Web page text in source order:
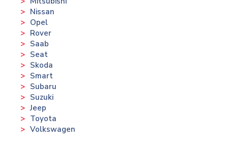
Nissan
Opel
Rover
Saab
Seat
Skoda
Smart
Subaru
Suzuki
Jeep
Toyota
Volkswagen